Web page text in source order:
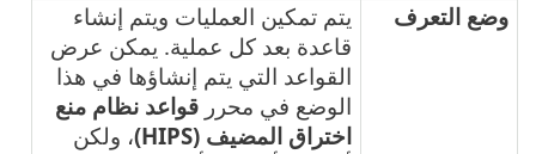
وضع التعرف
يتم تمكين العمليات ويتم إنشاء
قاعدة بعد كل عملية. يمكن عرض
القواعد التي يتم إنشاؤها في هذا
الوضع في محرر قواعد نظام منع
اختراق المضيف (HIPS)
، ولكن